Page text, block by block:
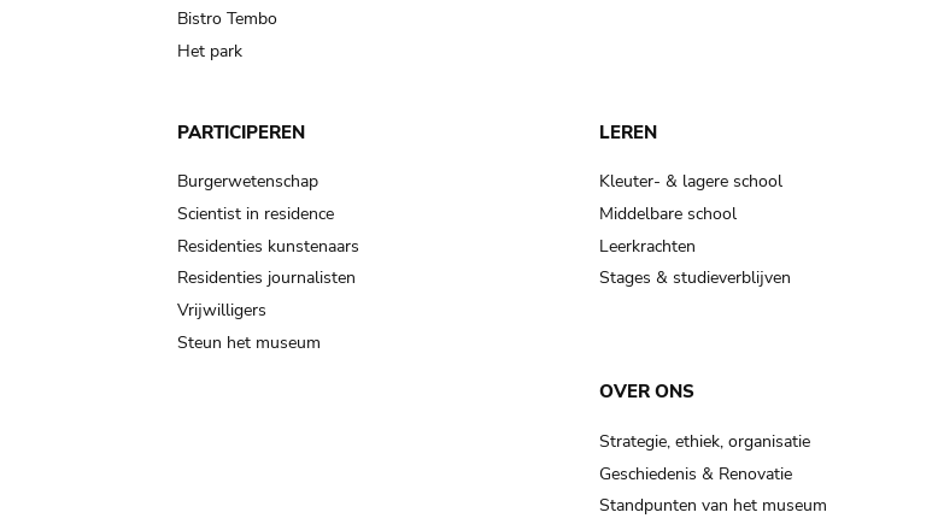
Bistro Tembo
Het park
PARTICIPEREN
Burgerwetenschap
Scientist in residence
Residenties kunstenaars
Residenties journalisten
Vrijwilligers
Steun het museum
LEREN
Kleuter- & lagere school
Middelbare school
Leerkrachten
Stages & studieverblijven
OVER ONS
Strategie, ethiek, organisatie
Geschiedenis & Renovatie
Standpunten van het museum